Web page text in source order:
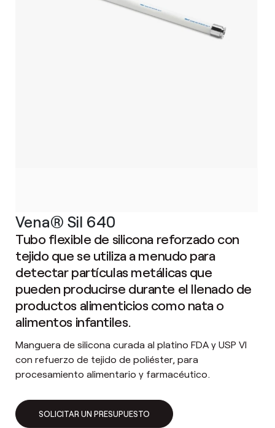
Vena® Sil 640
Tubo flexible de silicona reforzado con
tejido que se utiliza a menudo para
detectar partículas metálicas que
pueden producirse durante el llenado de
productos alimenticios como nata o
alimentos infantiles.
Manguera de silicona curada al platino FDA y USP VI
con refuerzo de tejido de poliéster, para
procesamiento alimentario y farmacéutico.
SOLICITAR UN PRESUPUESTO